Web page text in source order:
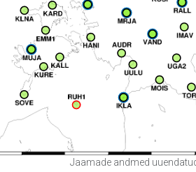
Jaamade andmed